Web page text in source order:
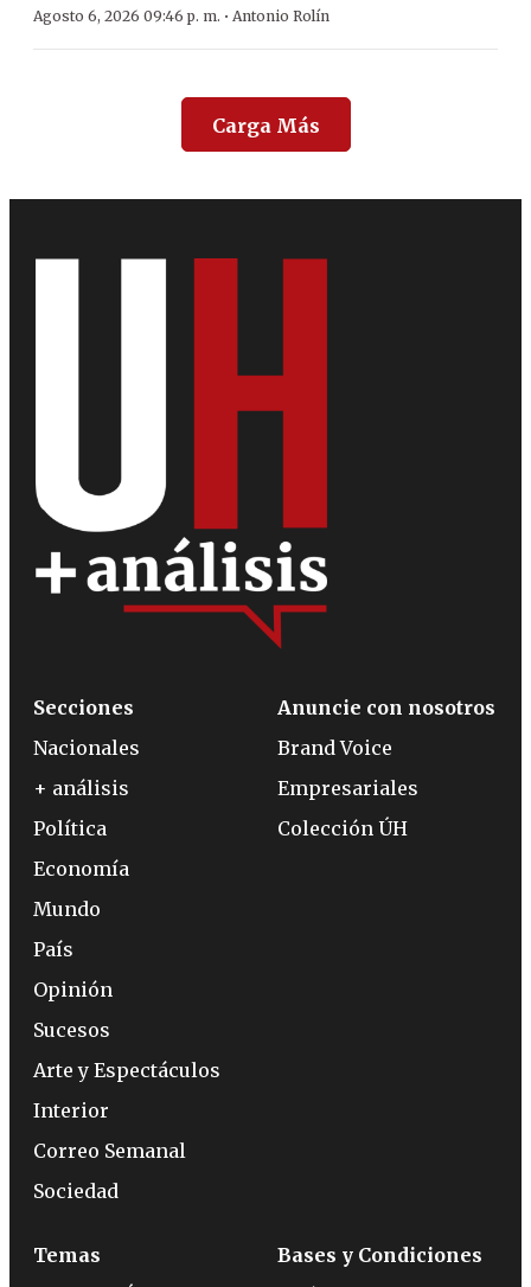
Agosto 6, 2026 09:46 p. m. · Antonio Rolín
Carga Más
Secciones
Nacionales
+ análisis
Política
Economía
Mundo
País
Opinión
Sucesos
Arte y Espectáculos
Interior
Correo Semanal
Sociedad
Anuncie con nosotros
Brand Voice
Empresariales
Colección ÚH
Temas
Bases y Condiciones